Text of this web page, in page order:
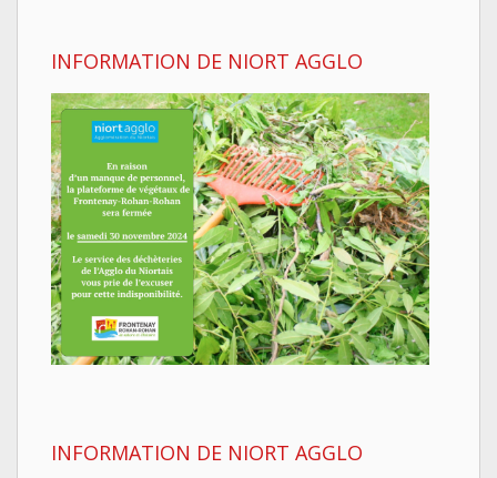
INFORMATION DE NIORT AGGLO
INFORMATION DE NIORT AGGLO